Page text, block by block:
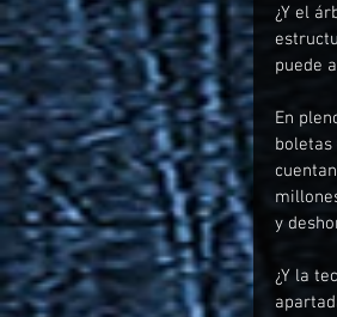
¿Y el
puede
En
y
¿Y la